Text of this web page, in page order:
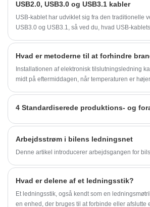
USB2.0, USB3.0 og USB3.1 kabler
USB-kablet har udviklet sig fra den traditionelle
USB3.0 og USB3.1, så ved du, hvad USB-
Installationen af ​​elektronisk tilslutningsledning
midt på eftermiddagen, når temperaturen er
Arbejdsstrøm i bilens ledningsnet
Denne artikel introducerer arbejdsgangen for
Hvad er delene af et ledningsstik?
Et ledningsstik, også kendt som en
en enhed, der bruges til at forbinde eller afslutte